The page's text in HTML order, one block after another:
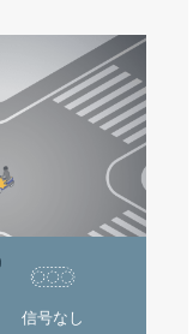
信号なし